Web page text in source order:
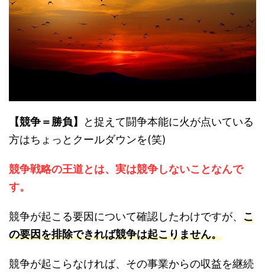
【競争＝勝負】
と捉えて闘争本能に火が点いている
方はちょっとクールダウンを(笑)
競争戦略の王道とは、実は競争しないことなんで
す。
競争が起こる要因について確認したわけですが、 こ
の要因を排除できれば競争は起こりません。
競争が起こらなければ、その事業からの収益を継続